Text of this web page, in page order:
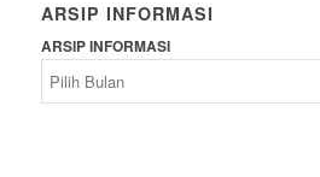
ARSIP INFORMASI
ARSIP INFORMASI